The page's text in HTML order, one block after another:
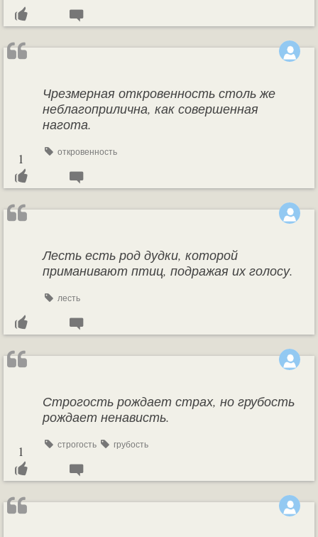
Чрезмерная откровенность столь же
неблагоприлична, как совершенная
нагота.
откровенность
1
Лесть есть род дудки, которой
приманивают птиц, подражая их голосу.
лесть
Строгость рождает страх, но грубость
рождает ненависть.
строгость грубость
1